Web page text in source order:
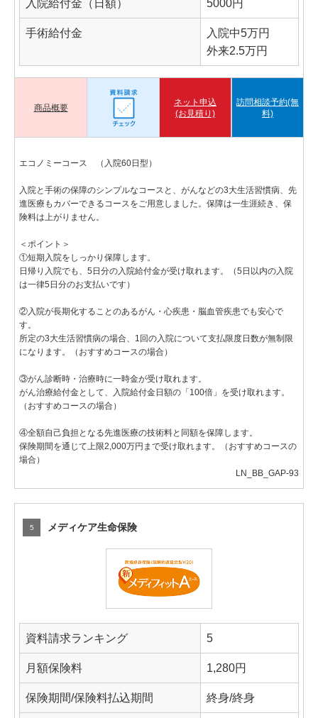
入院給付金（日額） 5000円
手術給付金
入院中5万円
外来2.5万円
商品概要
ネット申込
(お見積り)
訪問相談予約(無
料)
エコノミーコース （入院60日型）
入院と手術の保障のシンプルなコースと、がんなどの3大生活習慣病、先
進医療もカバーできるコースをご用意しました。保障は一生涯続き、保
険料は上がりません。
＜ポイント＞
①短期入院をしっかり保障します。
日帰り入院でも、5日分の入院給付金が受け取れます。（5日以内の入院
は一律5日分のお支払いです）
②入院が長期化することのあるがん・心疾患・脳血管疾患でも安心で
す。
所定の3大生活習慣病の場合、1回の入院について支払限度日数が無制限
になります。（おすすめコースの場合）
③がん診断時・治療時に一時金が受け取れます。
がん治療給付金として、入院給付金日額の「100倍」を受け取れます。
（おすすめコースの場合）
④全額自己負担となる先進医療の技術料と同額を保障します。
保険期間を通じて上限2,000万円まで受け取れます。（おすすめコースの
場合）
LN_BB_GAP-93
5 メディケア生命保険
資料請求ランキング 5
月額保険料 1,280円
保険期間/保険料払込期間 終身/終身